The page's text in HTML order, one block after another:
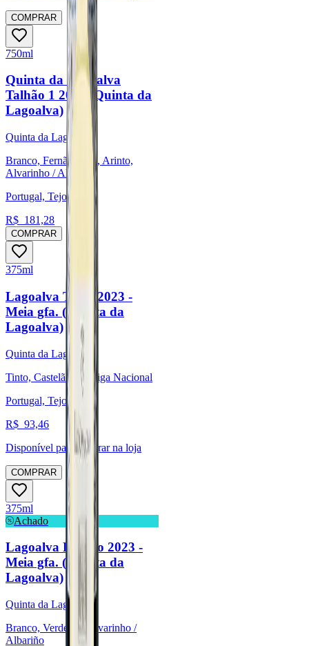
COMPRAR
750ml
Quinta da Lagoalva
Talhão 1 2021 (Quinta da
Lagoalva)
Quinta da Lagoalva
Branco, Fernão Pires, Arinto,
Alvarinho / Albariño
Portugal, Tejo
R$ 181,28
COMPRAR
375ml
Lagoalva Tinto 2023 -
Meia gfa. (Quinta da
Lagoalva)
Quinta da Lagoalva
Tinto, Castelão, Touriga Nacional
Portugal, Tejo
R$ 93,46
Disponível para: Retirar na loja
COMPRAR
375ml
Achado
Lagoalva Branco 2023 -
Meia gfa. (Quinta da
Lagoalva)
Quinta da Lagoalva
Branco, Verdelho, Alvarinho /
Albariño